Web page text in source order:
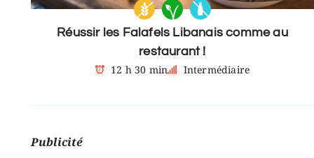
Réussir les Falafels Libanais comme au
restaurant !
12 h 30 min
Intermédiaire
Publicité